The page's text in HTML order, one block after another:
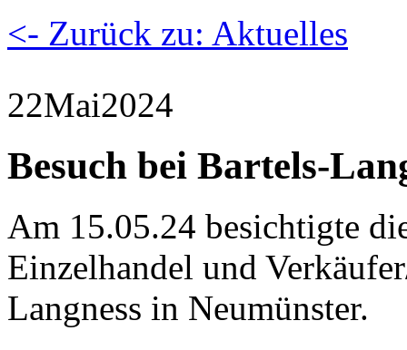
<- Zurück zu: Aktuelles
22Mai2024
Besuch bei Bartels-
Am 15.05.24 besichtigte
Einzelhandel und
Langness in Neumünster.